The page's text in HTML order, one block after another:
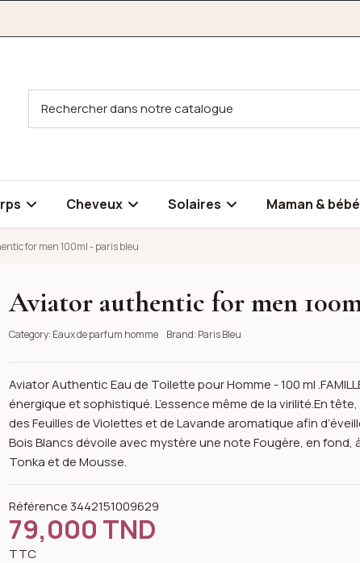
Cheveux Solaires Maman & bébé
for men 100ml - paris bleu
paris bleu
paris bleu
Aviator authentic for men
Category: Eaux de parfum homme Brand: Paris Bleu
Aviator Authentic Eau de Toilette pour Homme - 100 ml
énergique et sophistiqué. L’essence même de la virilité.En
des Feuilles de Violettes et de Lavande aromatique afin
Bois Blancs dévoile avec mystère une note Fougère, en fond,
Tonka et de Mousse.
Référence 3442151009629
79,000 TND
TTC